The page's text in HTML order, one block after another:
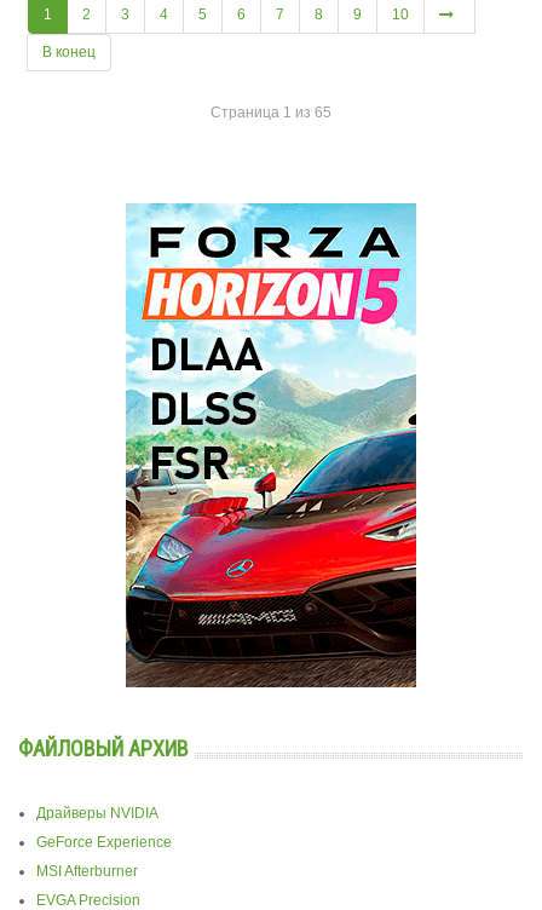
1 2 3 4 5 6 7 8 9 10
В конец
Страница 1 из 65
ФАЙЛОВЫЙ АРХИВ
Драйверы NVIDIA
GeForce Experience
MSI Afterburner
EVGA Precision